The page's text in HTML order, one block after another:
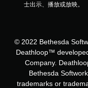
士出示、播放或放映。
© 2022 Bethesda
Deathloop™
Company.
Bethesda
trademarks or